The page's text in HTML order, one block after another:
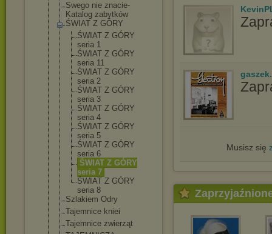
Swego nie znacie-
Katalog zabytków
ŚWIAT Z GÓRY
ŚWIAT Z GÓRY
seria 1
ŚWIAT Z GÓRY
seria 11
ŚWIAT Z GÓRY
seria 2
ŚWIAT Z GÓRY
seria 3
ŚWIAT Z GÓRY
seria 4
ŚWIAT Z GÓRY
seria 5
ŚWIAT Z GÓRY
seria 6
ŚWIAT Z GÓRY
seria 7
ŚWIAT Z GÓRY
seria 8
Szlakiem Odry
Tajemnice kniei
Tajemnice zwierząt
Musisz się